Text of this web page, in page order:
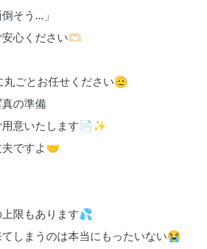
そう…」
心ください🫶🏻
丸ごとお任せください🫡
の準備
用意いたします📄✨
夫ですよ🤝
限もあります💦
しまうのは本当にもったいない😭